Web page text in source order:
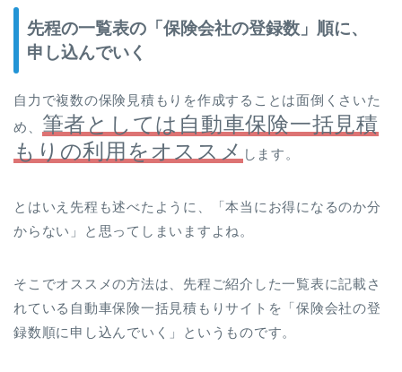
先程の一覧表の「保険会社の登録数」順に、
申し込んでいく
自力で複数の保険見積もりを作成することは面倒くさいた
め、 筆者としては自動車保険一括見積
もりの利用をオススメ します。
とはいえ先程も述べたように、「本当にお得になるのか分
からない」と思ってしまいますよね。
そこでオススメの方法は、先程ご紹介した一覧表に記載さ
れている自動車保険一括見積もりサイトを「保険会社の登
録数順に申し込んでいく」というものです。